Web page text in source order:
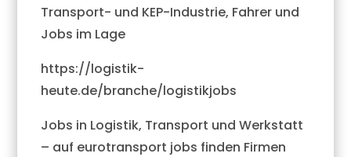
Transport- und KEP-Industrie, Fahrer und
Jobs im Lage
https://logistik-
heute.de/branche/logistikjobs
Jobs in Logistik, Transport und Werkstatt
– auf eurotransport jobs finden Firmen